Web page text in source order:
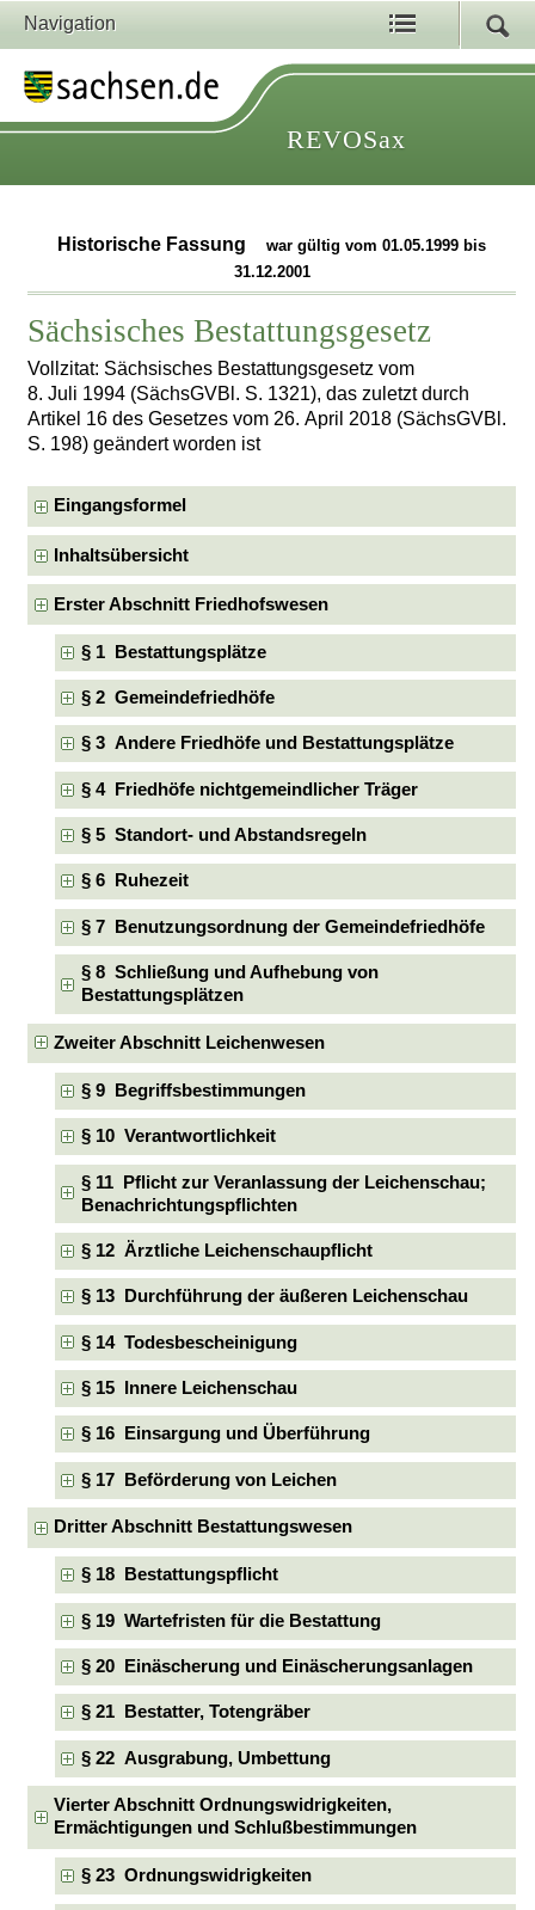
Navigation
REVOSax
Historische Fassung
war gültig vom 01.05.1999 bis
31.12.2001
Sächsisches Bestattungsgesetz
Vollzitat: Sächsisches Bestattungsgesetz vom
8. Juli 1994 (SächsGVBl. S. 1321), das zuletzt durch
Artikel 16 des Gesetzes vom 26. April 2018 (SächsGVBl.
S. 198) geändert worden ist
Eingangsformel
Inhaltsübersicht
Erster Abschnitt Friedhofswesen
§ 1 Bestattungsplätze
§ 2 Gemeindefriedhöfe
§ 3 Andere Friedhöfe und Bestattungsplätze
§ 4 Friedhöfe nichtgemeindlicher Träger
§ 5 Standort- und Abstandsregeln
§ 6 Ruhezeit
§ 7 Benutzungsordnung der Gemeindefriedhöfe
§ 8 Schließung und Aufhebung von
Bestattungsplätzen
Zweiter Abschnitt Leichenwesen
§ 9 Begriffsbestimmungen
§ 10 Verantwortlichkeit
§ 11 Pflicht zur Veranlassung der Leichenschau;
Benachrichtungspflichten
§ 12 Ärztliche Leichenschaupflicht
§ 13 Durchführung der äußeren Leichenschau
§ 14 Todesbescheinigung
§ 15 Innere Leichenschau
§ 16 Einsargung und Überführung
§ 17 Beförderung von Leichen
Dritter Abschnitt Bestattungswesen
§ 18 Bestattungspflicht
§ 19 Wartefristen für die Bestattung
§ 20 Einäscherung und Einäscherungsanlagen
§ 21 Bestatter, Totengräber
§ 22 Ausgrabung, Umbettung
Vierter Abschnitt Ordnungswidrigkeiten,
Ermächtigungen und Schlußbestimmungen
§ 23 Ordnungswidrigkeiten